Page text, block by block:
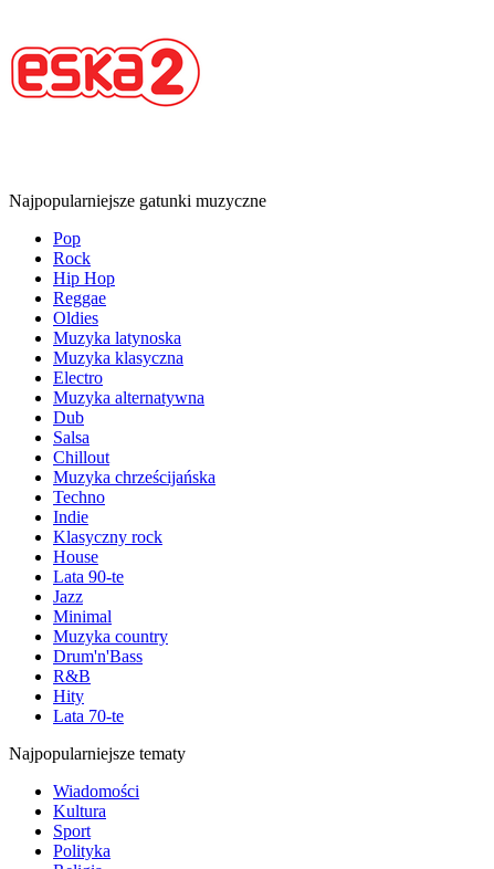
Najpopularniejsze gatunki muzyczne
Pop
Rock
Hip Hop
Reggae
Oldies
Muzyka latynoska
Muzyka klasyczna
Electro
Muzyka alternatywna
Dub
Salsa
Chillout
Muzyka chrześcijańska
Techno
Indie
Klasyczny rock
House
Lata 90-te
Jazz
Minimal
Muzyka country
Drum'n'Bass
R&B
Hity
Lata 70-te
Najpopularniejsze tematy
Wiadomości
Kultura
Sport
Polityka